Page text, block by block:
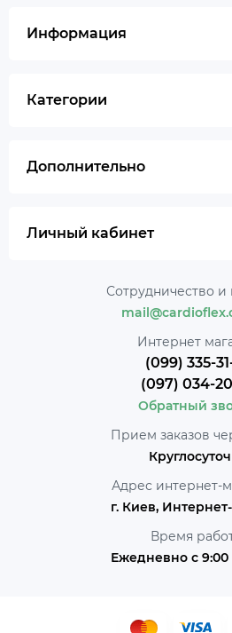
Информация
Категории
Дополнительно
Личный кабинет
Сотрудничество и
Интернет
(099) 335-
(097) 034-
Обратный
Прием заказов
Адрес интернет-
г. Киев,
Время
Ежедневно с 9:00